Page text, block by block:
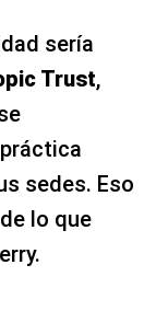
sería
Trust,
sedes. Eso
lo que